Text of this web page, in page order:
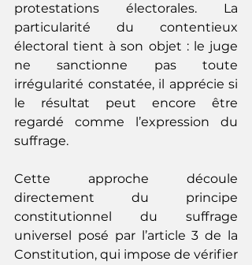
protestations électorales. La
particularité du contentieux
électoral tient à son objet : le juge
ne sanctionne pas toute
irrégularité constatée, il apprécie si
le résultat peut encore être
regardé comme l’expression du
suffrage.
Cette approche découle
directement du principe
constitutionnel du suffrage
universel posé par l’article 3 de la
Constitution, qui impose de vérifier